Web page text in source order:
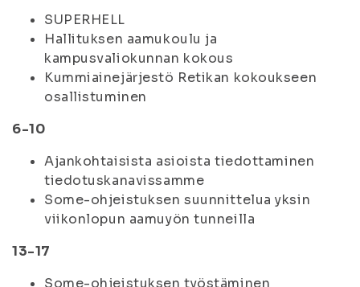
SUPERHELL
Hallituksen aamukoulu ja
kampusvaliokunnan kokous
Kummiainejärjestö Retikan kokoukseen
osallistuminen
6-10
Ajankohtaisista asioista tiedottaminen
tiedotuskanavissamme
Some-ohjeistuksen suunnittelua yksin
viikonlopun aamuyön tunneilla
13-17
Some-ohjeistuksen työstäminen